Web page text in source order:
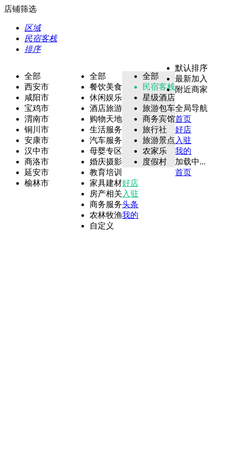
店铺筛选
区域
民宿客栈
排序
全部
西安市
咸阳市
宝鸡市
渭南市
铜川市
安康市
汉中市
商洛市
延安市
榆林市
全部
餐饮美食
休闲娱乐
酒店旅游
购物天地
生活服务
汽车服务
母婴专区
婚庆摄影
教育培训
家具建材
房产相关
商务服务
农林牧渔
自定义
全部
民宿客栈
星级酒店
旅游包车
商务宾馆
旅行社
旅游景点
农家乐
度假村
默认排序
最新加入
附近商家
全局导航
首页
好店
入驻
我的
加载中...
首页
好店
入驻
头条
我的